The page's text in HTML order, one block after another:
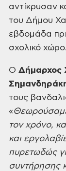
αντίκρυσαν
του Δήμου
εβδομάδα
σχολικό χώρο.
Ο Δήμαρχος
τους
«
τονχρόνο,
και
πυρετωδώς
συντήρησης